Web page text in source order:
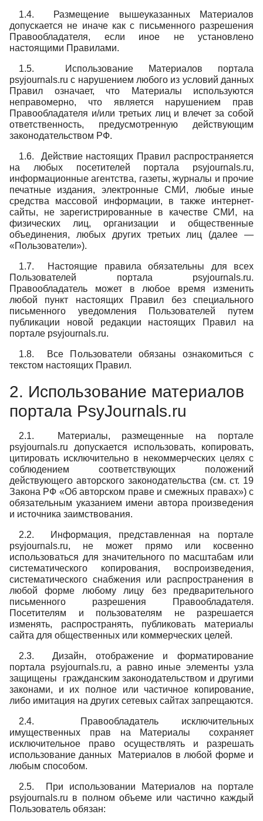
1.4. Размещение вышеуказанных Материалов
допускается не иначе как с письменного разрешения
Правообладателя, если иное не установлено
настоящими Правилами.
1.5. Использование Материалов портала
psyjournals.ru с нарушением любого из условий данных
Правил означает, что Материалы используются
неправомерно, что является нарушением прав
Правообладателя и/или третьих лиц и влечет за собой
ответственность, предусмотренную действующим
законодательством РФ.
1.6. Действие настоящих Правил распространяется
на любых посетителей портала psyjournals.ru,
информационные агентства, газеты, журналы и прочие
печатные издания, электронные СМИ, любые иные
средства массовой информации, в также интернет-
сайты, не зарегистрированные в качестве СМИ, на
физических лиц, организации и общественные
объединения, любых других третьих лиц (далее —
«Пользователи»).
1.7. Настоящие правила обязательны для всех
Пользователей портала psyjournals.ru.
Правообладатель может в любое время изменить
любой пункт настоящих Правил без специального
письменного уведомления Пользователей путем
публикации новой редакции настоящих Правил на
портале psyjournals.ru.
1.8. Все Пользователи обязаны ознакомиться с
текстом настоящих Правил.
2. Использование материалов
портала PsyJournals.ru
2.1. Материалы, размещенные на портале
psyjournals.ru допускается использовать, копировать,
цитировать исключительно в некоммерческих целях с
соблюдением соответствующих положений
действующего авторского законодательства (см. ст. 19
Закона РФ «Об авторском праве и смежных правах») с
обязательным указанием имени автора произведения
и источника заимствования.
2.2. Информация, представленная на портале
psyjournals.ru, не может прямо или косвенно
использоваться для значительного по масштабам или
систематического копирования, воспроизведения,
систематического снабжения или распространения в
любой форме любому лицу без предварительного
письменного разрешения Правообладателя.
Посетителям и пользователям не разрешается
изменять, распространять, публиковать материалы
сайта для общественных или коммерческих целей.
2.3. Дизайн, отображение и форматирование
портала psyjournals.ru, а равно иные элементы узла
защищены гражданским законодательством и другими
законами, и их полное или частичное копирование,
либо имитация на других сетевых сайтах запрещаются.
2.4. Правообладатель исключительных
имущественных прав на Материалы сохраняет
исключительное право осуществлять и разрешать
использование данных Материалов в любой форме и
любым способом.
2.5. При использовании Материалов на портале
psyjournals.ru в полном объеме или частично каждый
Пользователь обязан: